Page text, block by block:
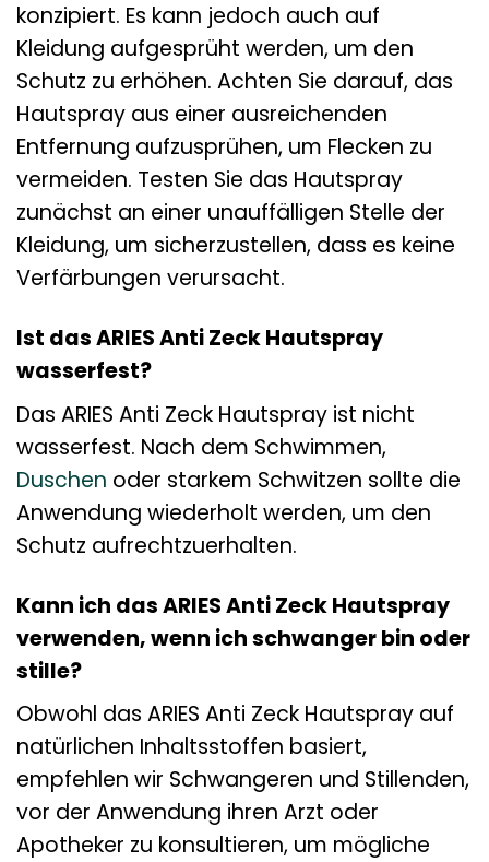
konzipiert. Es kann jedoch auch auf
Kleidung aufgesprüht werden, um den
Schutz zu erhöhen. Achten Sie darauf, das
Hautspray aus einer ausreichenden
Entfernung aufzusprühen, um Flecken zu
vermeiden. Testen Sie das Hautspray
zunächst an einer unauffälligen Stelle der
Kleidung, um sicherzustellen, dass es keine
Verfärbungen verursacht.
Ist das ARIES Anti Zeck Hautspray
wasserfest?
Das ARIES Anti Zeck Hautspray ist nicht
wasserfest. Nach dem Schwimmen,
Duschen oder starkem Schwitzen sollte die
Anwendung wiederholt werden, um den
Schutz aufrechtzuerhalten.
Kann ich das ARIES Anti Zeck Hautspray
verwenden, wenn ich schwanger bin oder
stille?
Obwohl das ARIES Anti Zeck Hautspray auf
natürlichen Inhaltsstoffen basiert,
empfehlen wir Schwangeren und Stillenden,
vor der Anwendung ihren Arzt oder
Apotheker zu konsultieren, um mögliche